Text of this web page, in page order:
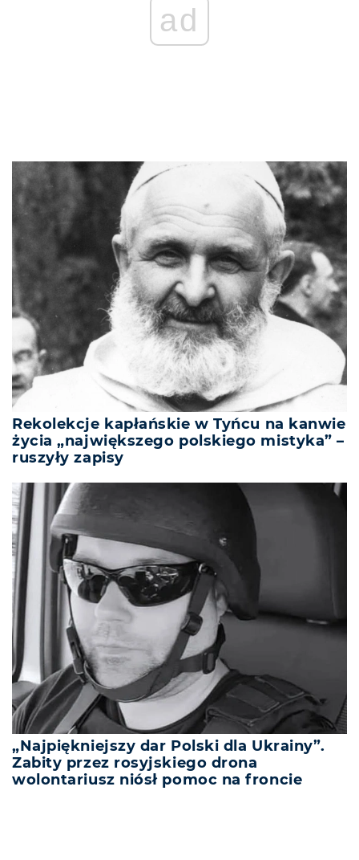
ad
Rekolekcje kapłańskie w Tyńcu na kanwie
życia „największego polskiego mistyka” –
ruszyły zapisy
„Najpiękniejszy dar Polski dla Ukrainy”.
Zabity przez rosyjskiego drona
wolontariusz niósł pomoc na froncie